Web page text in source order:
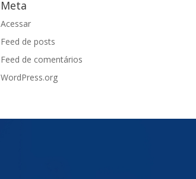
Meta
Acessar
Feed de posts
Feed de comentários
WordPress.org